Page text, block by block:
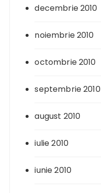
decembrie 2010
noiembrie 2010
octombrie 2010
septembrie 2010
august 2010
iulie 2010
iunie 2010